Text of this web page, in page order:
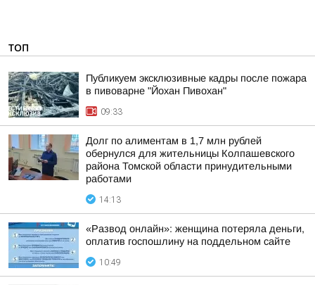
ТОП
Публикуем эксклюзивные кадры после пожара
в пивоварне "Йохан Пивохан"
09:33
Долг по алиментам в 1,7 млн рублей
обернулся для жительницы Колпашевского
района Томской области принудительными
работами
14:13
«Развод онлайн»: женщина потеряла деньги,
оплатив госпошлину на поддельном сайте
10:49